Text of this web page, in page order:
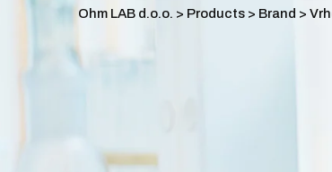
Ohm LAB d.o.o. > Products > Brand >